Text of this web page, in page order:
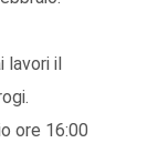
lavori il
ore 16:00